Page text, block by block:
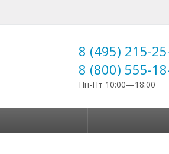
8 (495) 215-
8 (800) 555-
Пн-Пт 10:00—18:00